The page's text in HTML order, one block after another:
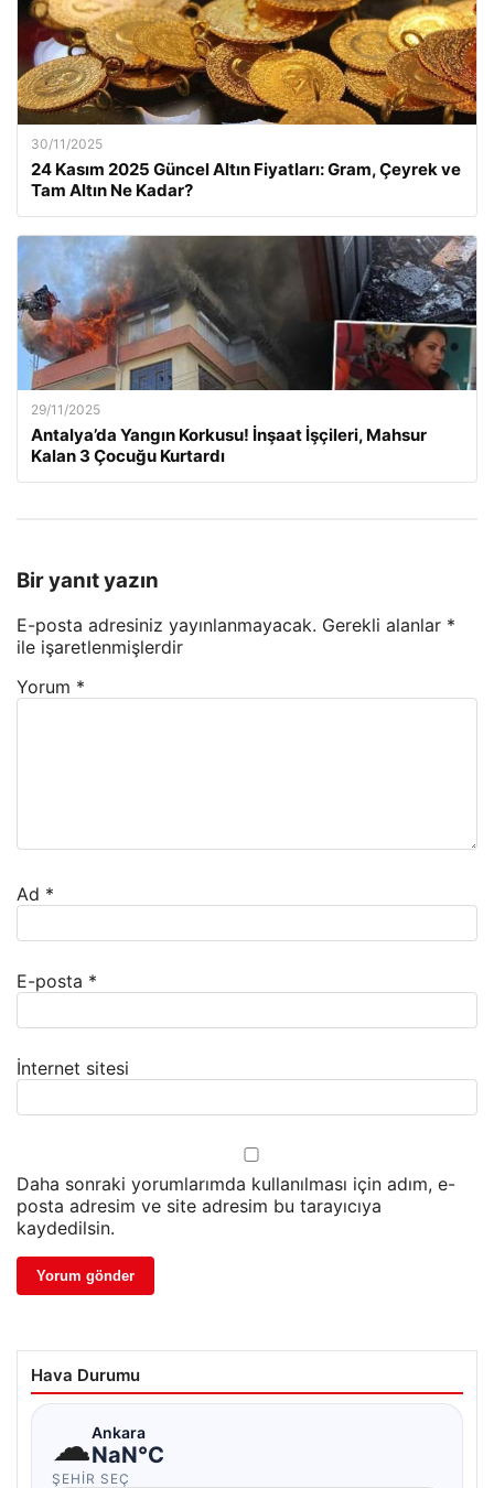
30/11/2025
24 Kasım 2025 Güncel Altın Fiyatları: Gram, Çeyrek ve
Tam Altın Ne Kadar?
29/11/2025
Antalya’da Yangın Korkusu! İnşaat İşçileri, Mahsur
Kalan 3 Çocuğu Kurtardı
Bir yanıt yazın
E-posta adresiniz yayınlanmayacak. Gerekli alanlar *
ile işaretlenmişlerdir
Yorum *
Ad *
E-posta *
İnternet sitesi
Daha sonraki yorumlarımda kullanılması için adım, e-
posta adresim ve site adresim bu tarayıcıya
kaydedilsin.
Hava Durumu
☁Ankara
NaN°C
ŞEHIR SEÇ